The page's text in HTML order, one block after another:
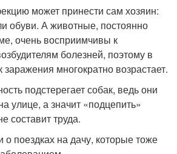
может принести сам хозяин:
обуви. А животные, постоянно
очень восприимчивы к
болезней, поэтому в
заражения многократно возрастает.
подстерегает собак, ведь они
улице, а значит «подцепить»
составит труда.
о поездках на дачу, которые тоже